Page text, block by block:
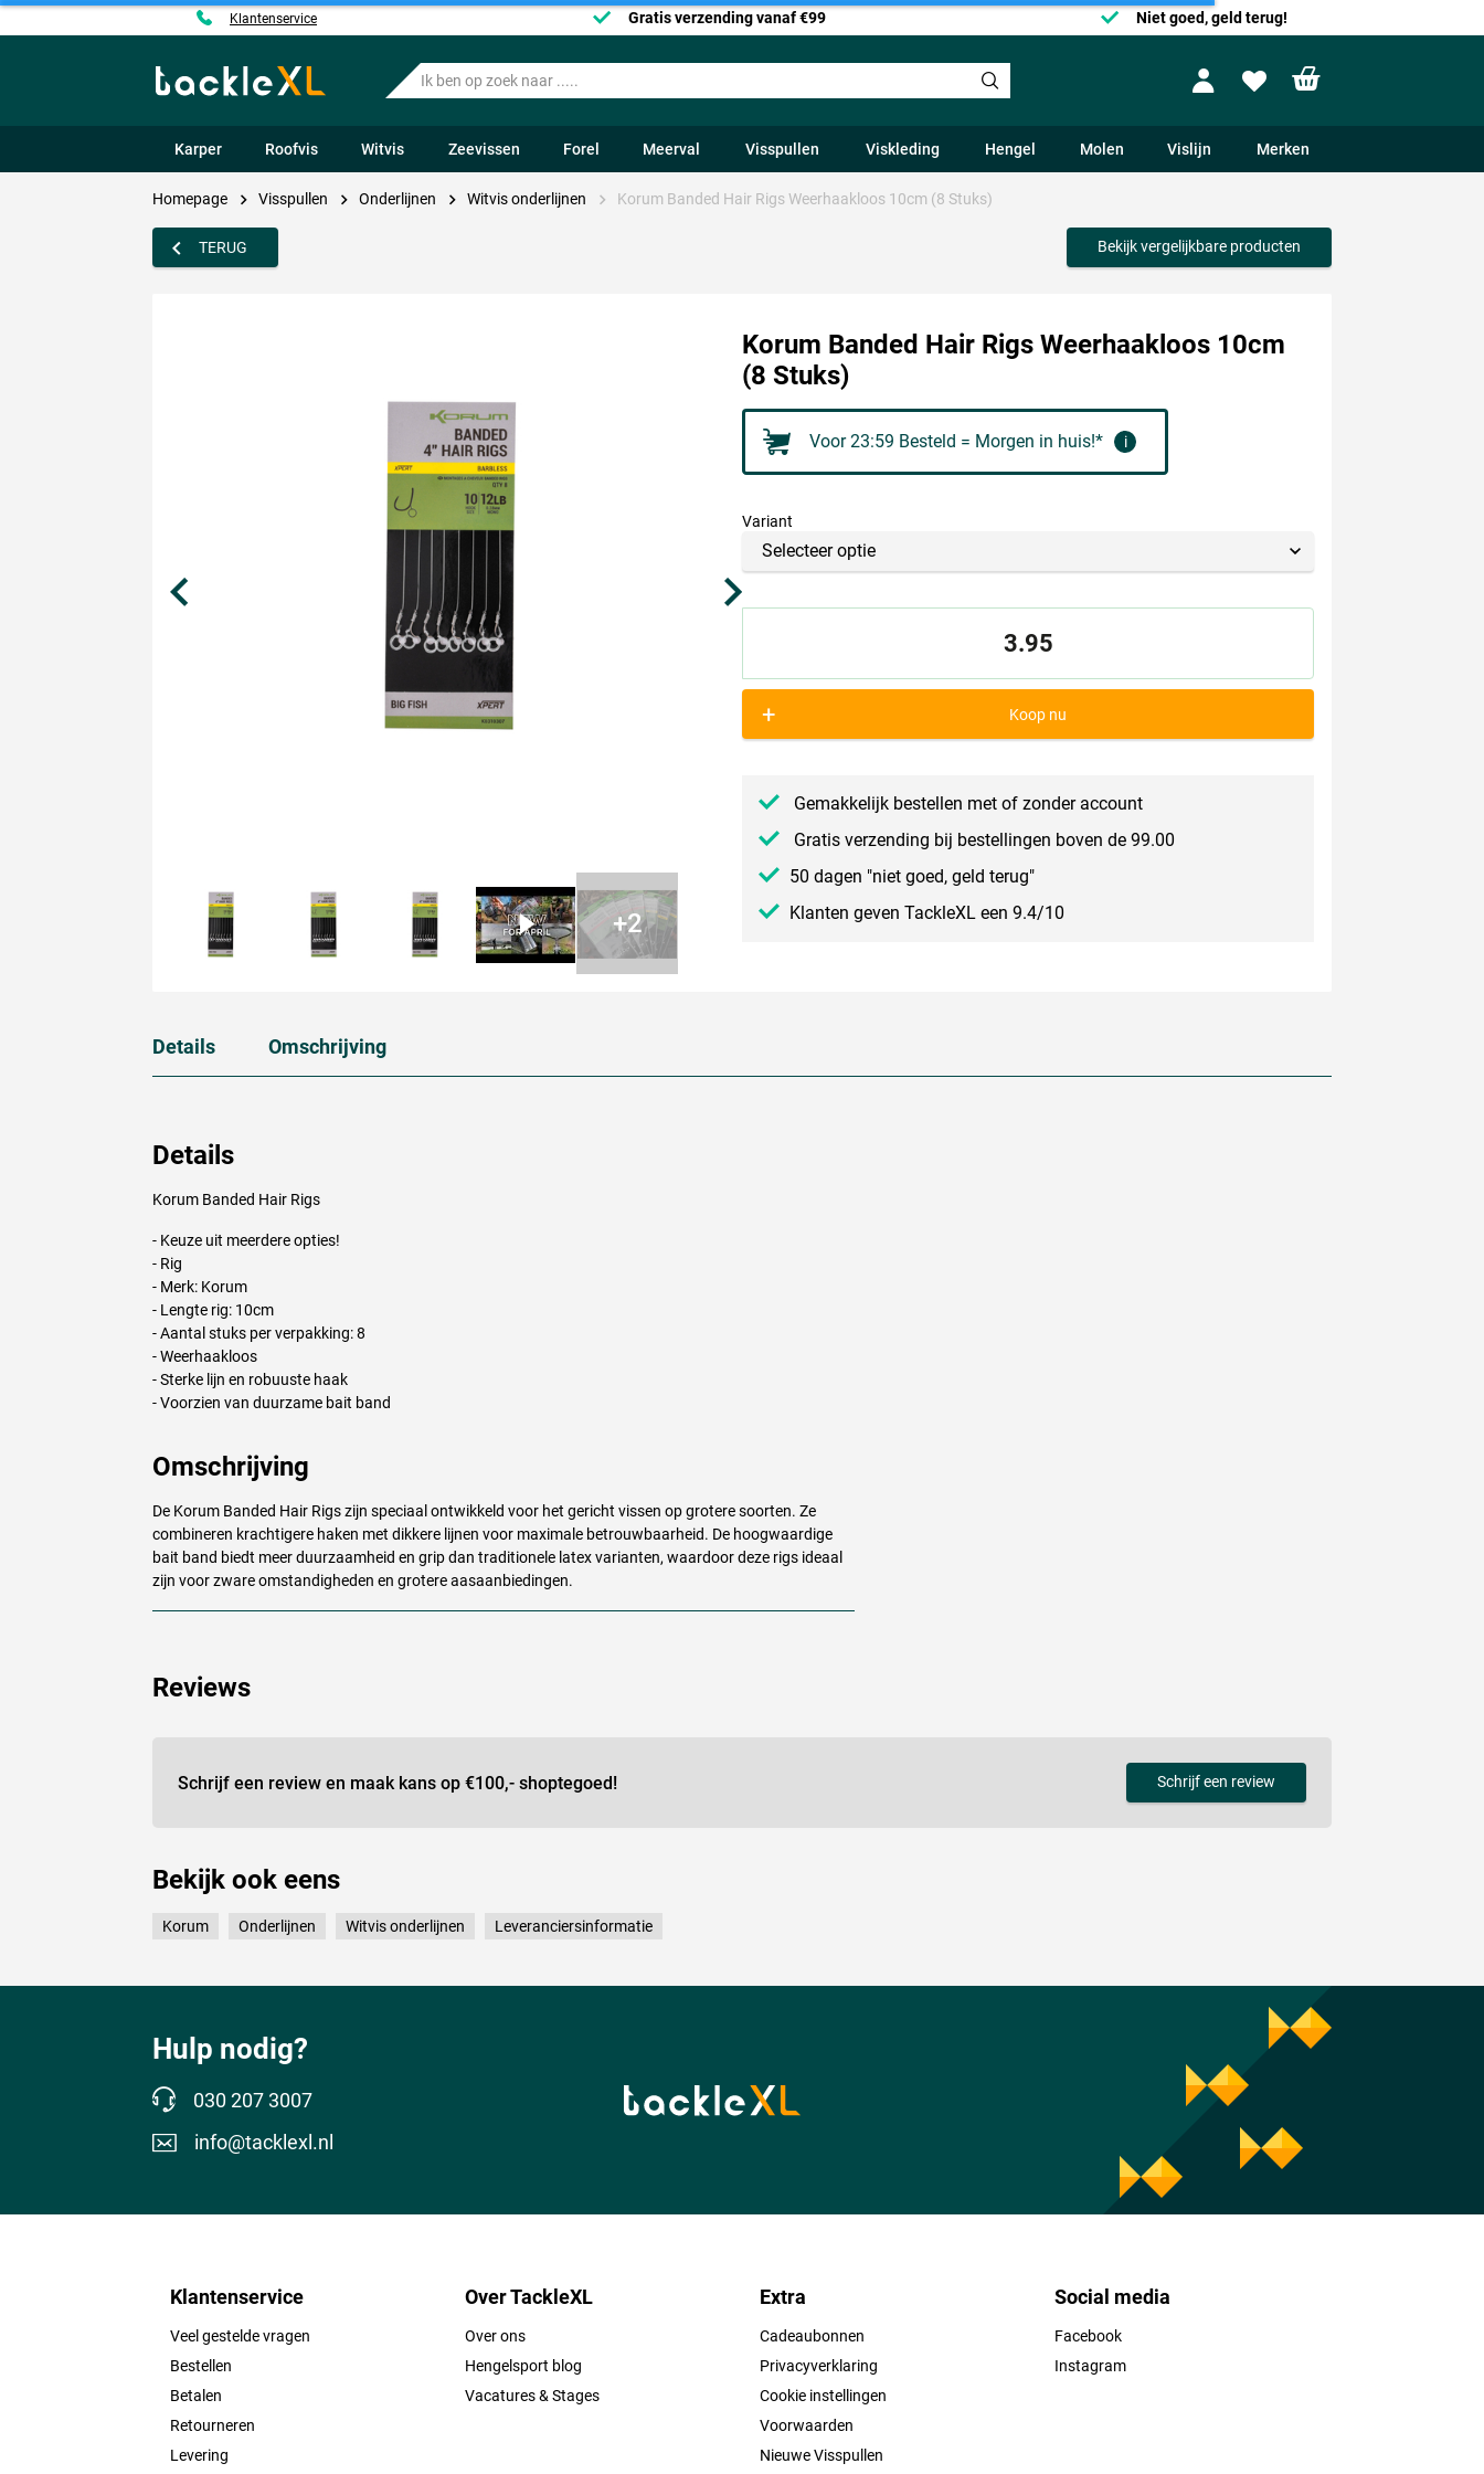
Klantenservice Gratis verzending vanaf €99 Niet goed, geld terug!
Ik
ben
naar
.....
ProfileWishlist
Karper Roofvis Witvis Zeevissen Forel Meerval Visspullen Viskleding Hengel Molen Vislijn Merken
Homepage Visspullen Onderlijnen Witvis onderlijnen Korum Banded Hair Rigs Weerhaakloos 10cm (8 Stuks)
TERUG Bekijk vergelijkbare producten
Korum Banded Hair Rigs Weerhaakloos 10cm
(8 Stuks)
Voor 23:59 Besteld = Morgen in huis!* i
Variant
3.95
+ Koop nu
Gemakkelijk bestellen met of zonder account
Gratis verzending bij bestellingen boven de 99.00
50 dagen "niet goed, geld terug"
Klanten geven TackleXL een 9.4/10
Details Omschrijving
Details
Korum Banded Hair Rigs
- Keuze uit meerdere opties!
- Rig
- Merk: Korum
- Lengte rig: 10cm
- Aantal stuks per verpakking: 8
- Weerhaakloos
- Sterke lijn en robuuste haak
- Voorzien van duurzame bait band
Omschrijving
De Korum Banded Hair Rigs zijn speciaal ontwikkeld voor het gericht vissen op grotere soorten. Ze
combineren krachtigere haken met dikkere lijnen voor maximale betrouwbaarheid. De hoogwaardige
bait band biedt meer duurzaamheid en grip dan traditionele latex varianten, waardoor deze rigs ideaal
zijn voor zware omstandigheden en grotere aasaanbiedingen.
Reviews
Schrijf een review en maak kans op €100,- shoptegoed! Schrijf een review
Bekijk ook eens
Korum Onderlijnen Witvis onderlijnen Leveranciersinformatie
Hulp nodig?
030 207 3007
info@tacklexl.nl
Klantenservice
Veel gestelde vragen
Bestellen
Betalen
Retourneren
Levering
Over TackleXL
Over ons
Hengelsport blog
Vacatures & Stages
Extra
Cadeaubonnen
Privacyverklaring
Cookie instellingen
Voorwaarden
Nieuwe Visspullen
Social media
Facebook
Instagram